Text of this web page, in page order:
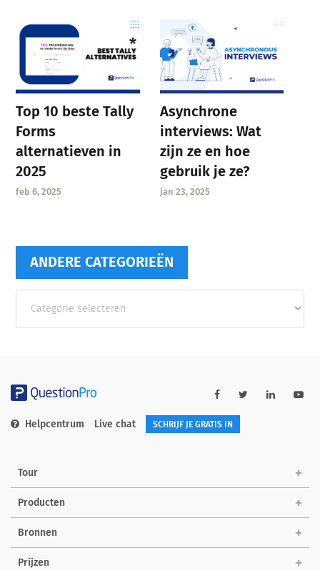
Top 10 beste Tally
Forms
alternatieven in
2025
feb 6, 2025
Asynchrone
interviews: Wat
zijn ze en hoe
gebruik je ze?
jan 23, 2025
ANDERE CATEGORIEËN
categorieën
Helpcentrum Live chat SCHRIJF JE GRATIS IN
Tour
Producten
Bronnen
Prijzen